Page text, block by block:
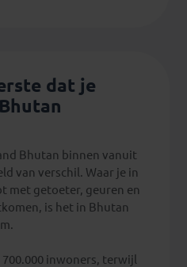
dat je
Bhutan binnen vanuit
van verschil. Waar je in
met getoeter, geuren en
is het in Bhutan
inwoners, terwijl